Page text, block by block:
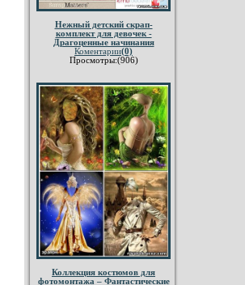
Нежный детский скрап-
комплект для девочек -
Драгоценные начинания
Коментарии(0)
Просмотры:(906)
Коллекция костюмов для
фотомонтажа – Фантастические